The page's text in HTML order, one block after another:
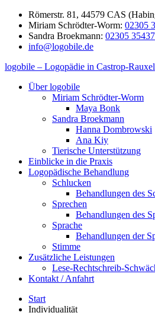
Zum
Inhalt
springen
Römerstr. 81, 44579 CAS
Miriam Schrödter-Worm: 02305
Sandra Broekmann: 02305
info@logobile.de
logobile – Logopädie in Castrop-Rauxel
logobile
logopädische
Praxisgemeinschaft
Über logobile
Miriam Schrödter-Worm
Maya Bonk
Sandra Broekmann
Hanna Dombrowski
Ana Kiy
Tierische Unterstützung
Einblicke in die Praxis
Logopädische Behandlung
Schlucken
Behandlungen des
Sprechen
Behandlungen des
Sprache
Behandlungen der
Stimme
Zusätzliche Leistungen
Lese-Rechtschreib-
Kontakt / Anfahrt
Start
Individualität